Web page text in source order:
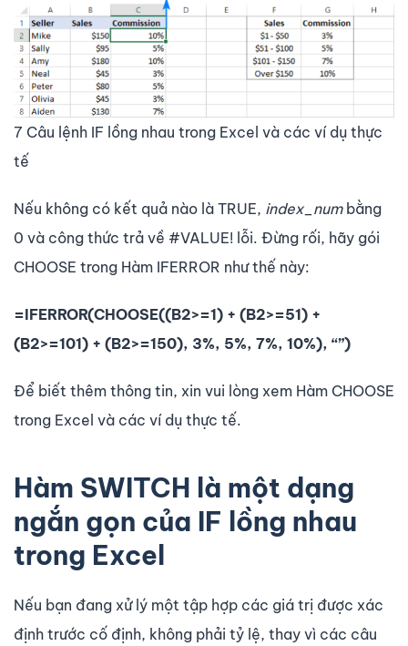
7 Câu lệnh IF lồng nhau trong Excel và các ví dụ thực
tế
Nếu không có kết quả nào là TRUE, index_numbằng
0 và công thức trả về #VALUE! lỗi. Đừng rối, hãy gói
CHOOSE trong Hàm IFERROR như thế này:
=IFERROR(CHOOSE((B2>=1) + (B2>=51) +
(B2>=101) + (B2>=150), 3%, 5%, 7%, 10%), “”)
Để biết thêm thông tin, xin vui lòng xem Hàm CHOOSE
trong Excel và các ví dụ thực tế.
Hàm SWITCH là một dạng
ngắn gọn của IF lồng nhau
trong Excel
Nếu bạn đang xử lý một tập hợp các giá trị được xác
định trước cố định, không phải tỷ lệ, thay vì các câu